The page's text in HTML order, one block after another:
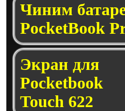
Чиним
PocketBook
Экран для
Pocketbook
Touch 622